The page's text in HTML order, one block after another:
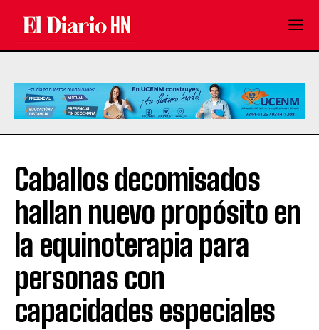
Caballos decomisados
hallan nuevo propósito en
la equinoterapia para
personas con
capacidades especiales